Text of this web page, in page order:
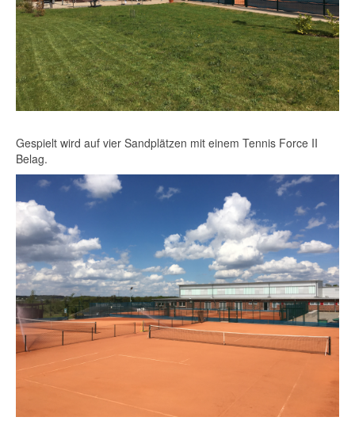
Gespielt wird auf vier Sandplätzen mit einem Tennis Force II
Belag.